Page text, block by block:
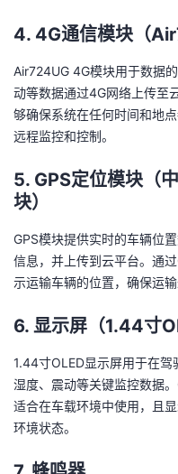
4. 4G通信模块（
Air724UG 4G模块用于数据
动等数据通过4G网络上传至
够确保系统在任何时间和地
远程监控和控制。
5. GPS定位模块（
块）
GPS模块提供实时的车辆位
信息，并上传到云平台。通
示运输车辆的位置，确保运
6. 显示屏（1.44寸
1.44寸OLED显示屏用于在驾
湿度、震动等关键监控数据
适合在车载环境中使用，且
环境状态。